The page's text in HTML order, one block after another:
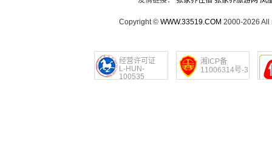
Copyright © WWW.33519.COM 2000-2026 All
经营许可证
L-HUN-
100535
湘ICP备
11006314号-3